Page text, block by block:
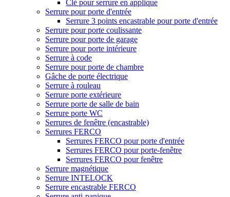
Clé pour serrure en applique
Serrure pour porte d'entrée
Serrure 3 points encastrable pour porte d'entrée
Serrure pour porte coulissante
Serrure pour porte de garage
Serrure pour porte intérieure
Serrure à code
Serrure pour porte de chambre
Gâche de porte électrique
Serrure à rouleau
Serrure porte extérieure
Serrure porte de salle de bain
Serrure porte WC
Serrures de fenêtre (encastrable)
Serrures FERCO
Serrures FERCO pour porte d'entrée
Serrures FERCO pour porte-fenêtre
Serrures FERCO pour fenêtre
Serrure magnétique
Serrure INTELOCK
Serrure encastrable FERCO